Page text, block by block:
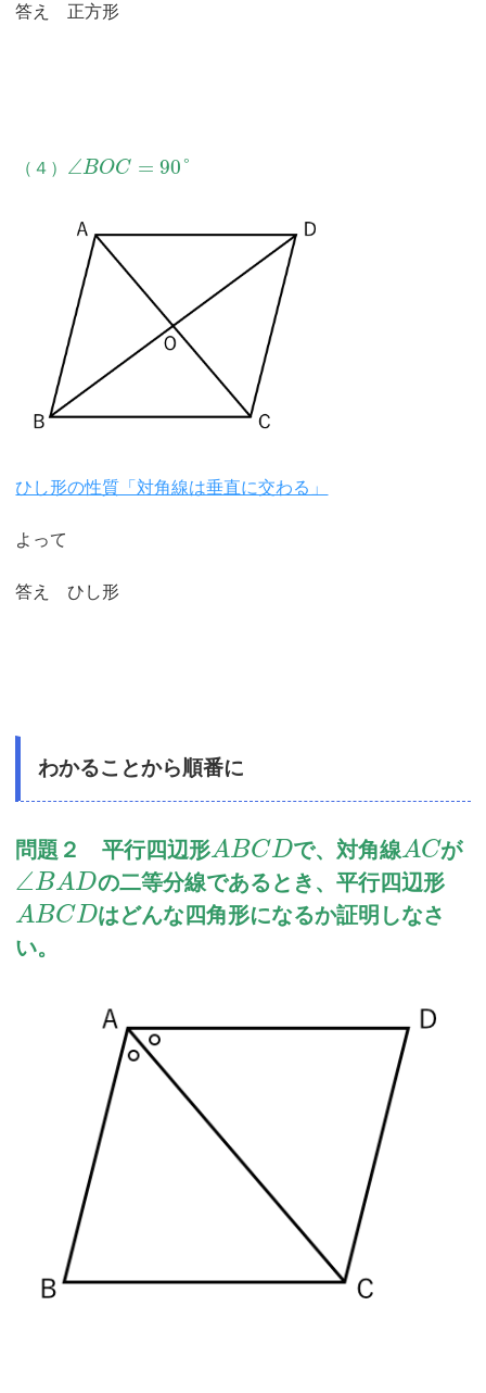
答え 正方形
（４） ∠ BOC = 90°
ひし形の性質「対角線は垂直に交わる」
よって
答え ひし形
わかることから順番に
問題２ 平行四辺形ABCDで、対角線ACが
∠BADの二等分線であるとき、平行四辺形
ABCDはどんな四角形になるか証明しなさ
い。